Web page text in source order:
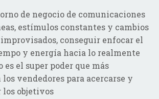
de negocio de comunicaciones
estímulos constantes y cambios
conseguir enfocar el
y energía hacia lo realmente
el super poder que más
vendedores para acercarse y
los objetivos